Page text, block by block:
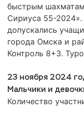
быстрым
Сириуса 55-
допускались
города Омска и
Контроль 8+3.
23 ноября 2024
Мальчики и
Количество